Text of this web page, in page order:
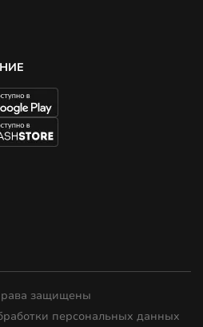
защищены
персональных данных